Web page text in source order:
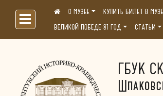
Больше, чем музей...О МУЗЕЕ КУПИТЬ БИЛЕТ В
ВЕЛИКОЙ ПОБЕДЕ 81 ГОД
СТАТЬИ
ГБУК